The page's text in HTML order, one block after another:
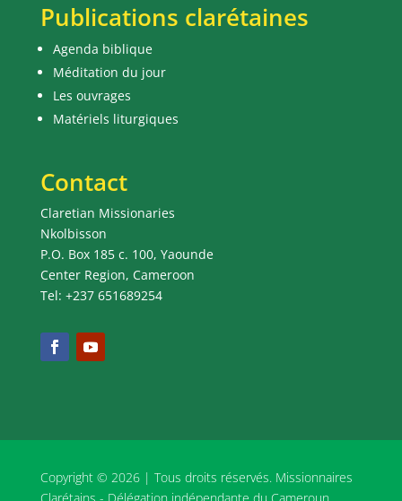
Publications clarétaines
Agenda biblique
Méditation du jour
Les ouvrages
Matériels liturgiques
Contact
Claretian Missionaries
Nkolbisson
P.O. Box 185 c. 100, Yaounde
Center Region, Cameroon
Tel: +237 651689254
Copyright © 2026 | Tous droits réservés. Missionnaires